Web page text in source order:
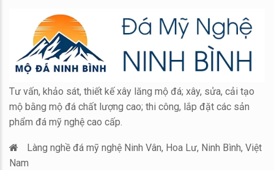
Tư vấn, khảo sát, thiết kế xây lăng mộ đá; xây, sửa, cải tạo
mộ bằng mộ đá chất lượng cao; thi công, lắp đặt các sản
phẩm đá mỹ nghệ cao cấp.
Làng nghề đá mỹ nghệ Ninh Vân, Hoa Lư, Ninh Bình, Việt
Nam